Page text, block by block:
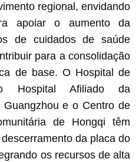
regional, envidando
apoiar o aumento da
de cuidados de saúde
para a consolidação
de base. O Hospital de
Hospital Afiliado da
e o Centro de
de Hongqi têm
da placa do
os recursos de alta